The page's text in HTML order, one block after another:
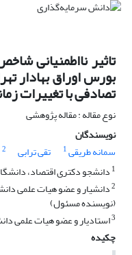
تاثیر نااطمنیانی
بورس اوراق بهادار
تصادفی با تغییرات
نوع مقاله : مقاله پژوهشی
نویسندگان
سمانه طریقی1 تقی ترابی 2
1 دانشجو دکتری اقتصاد،
2دانشیار و عضو هیات علمی
(نویسنده مسئول)
3استادیار و عضو هیات علمی
چکیده